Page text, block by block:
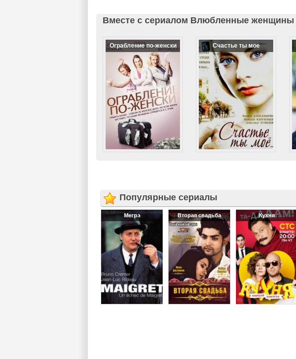
Вместе с сериалом Влюбленные женщины
Ограбление по-женски Счастье ты мое
Популярные сериалы
Мегрэ Вторая свадьба Кухня